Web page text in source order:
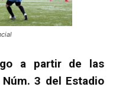
a partir de las
3 del Estadio